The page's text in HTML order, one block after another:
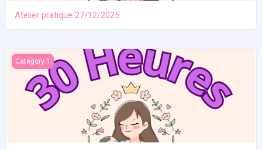
Atelier pratique 27/12/2025
IHAB et compétences en communication
Category 1